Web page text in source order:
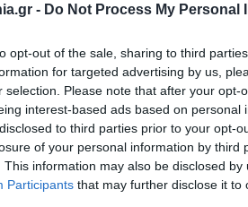
- Do Not Process My Personal
opt-out of the sale, sharing to third
for targeted advertising by us,
selection. Please note that after your opt-
interest-based ads based on personal
to third parties prior to your opt-
of your personal information by third
This information may also be disclosed
Participants that may further disclose it to